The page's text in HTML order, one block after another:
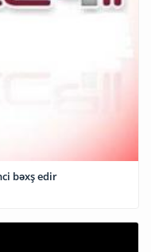
bəxş edir